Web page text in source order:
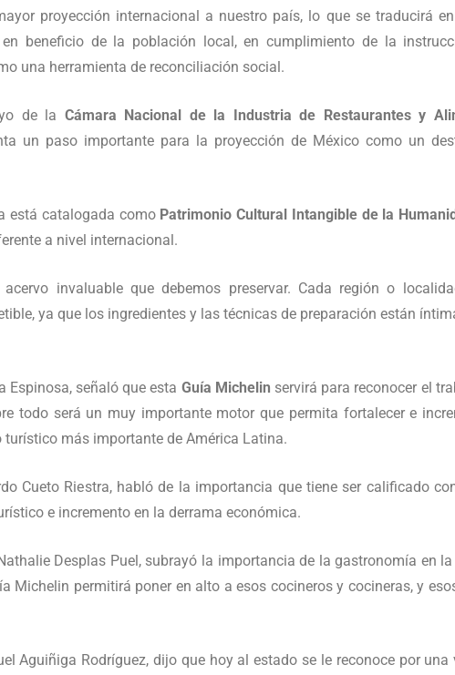
proyección internacional a nuestro país, lo que se traducirá
beneficio de la población local, en cumplimiento de la
una herramienta de reconciliación social.
de la Cámara Nacional de la Industria de Restaurantes y
un paso importante para la proyección de México como un
está catalogada como Patrimonio Cultural Intangible de la
a nivel internacional.
invaluable que debemos preservar. Cada región o
ya que los ingredientes y las técnicas de preparación están
Espinosa, señaló que esta Guía Michelin servirá para reconocer el
todo será un muy importante motor que permita fortalecer e
más importante de América Latina.
Cueto Riestra, habló de la importancia que tiene ser calificado
e incremento en la derrama económica.
Desplas Puel, subrayó la importancia de la gastronomía en
Michelin permitirá poner en alto a esos cocineros y cocineras, y
Aguiñiga Rodríguez, dijo que hoy al estado se le reconoce por una